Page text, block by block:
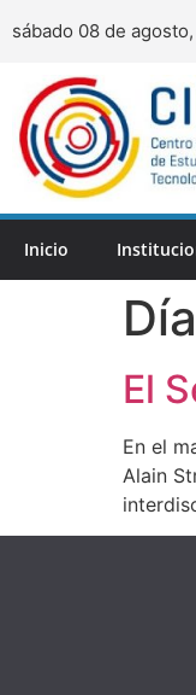
sábado 08 de
Inicio
El
En el
Alain